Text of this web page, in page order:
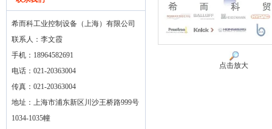
希而科工业控制设备（上海）有限公司
联系人：李文霞
手机：18964582691
电话：021-20363004
传真：021-20363004
地址：上海市浦东新区川沙王桥路999号
1034-1035幢
点击放大